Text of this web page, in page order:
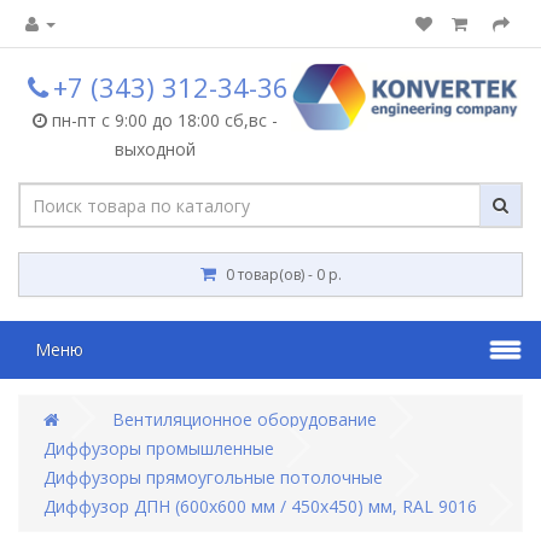
+7 (343) 312-34-36
пн-пт с 9:00 до 18:00 сб,вс -
выходной
0 товар(ов) - 0 р.
Меню
Вентиляционное оборудование
Диффузоры промышленные
Диффузоры прямоугольные потолочные
Диффузор ДПН (600x600 мм / 450x450) мм, RAL 9016